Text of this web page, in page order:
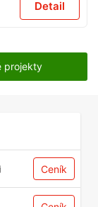
Detail
projekty
Ceník